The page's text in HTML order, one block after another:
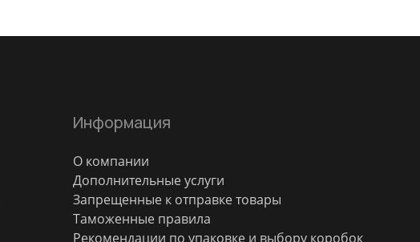
Информация
О компании
Дополнительные услуги
Запрещенные к отправке товары
Таможенные правила
Рекомендации по упаковке и выбору коробок